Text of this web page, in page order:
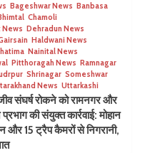
Bageshwar News Banbasa
Chamoli
News Dehradun News
Haldwani News
Nainital News
Pitthoragah News Ramnagar
Shrinagar Someshwar
News Uttarkashi
संघर्ष रोकने को रामनगर और
की संयुक्त कार्रवाई: मोहान
और 15 ट्रैप कैमरों से निगरानी,